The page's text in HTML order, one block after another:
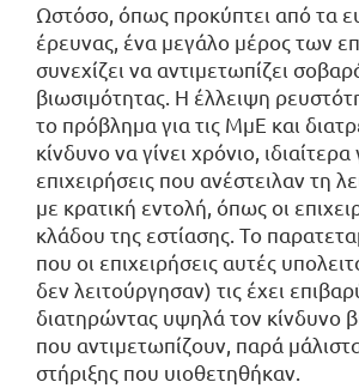
Ωστόσο, όπως προκύπτει από τα
έρευνας, ένα μεγάλο μέρος των
συνεχίζει να αντιμετωπίζει
βιωσιμότητας. Η έλλειψη
το πρόβλημα για τις ΜμΕ και
κίνδυνο να γίνει χρόνιο, ιδιαίτερα
επιχειρήσεις που ανέστειλαν τη
με κρατική εντολή, όπως οι
κλάδου της εστίασης. Το
που οι επιχειρήσεις αυτές
δεν λειτούργησαν) τις έχει
διατηρώντας υψηλά τον κίνδυνο
που αντιμετωπίζουν, παρά
στήριξης που υιοθετηθήκαν.